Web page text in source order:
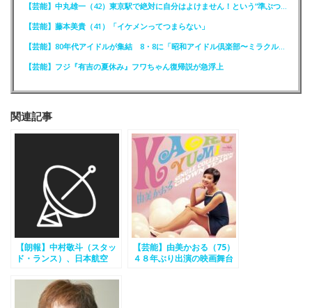
【芸能】中丸雄一（42）東京駅で絶対に自分はよけません！という“準ぶつかりおじさん”に遭遇
【芸能】藤本美貴（41）「イケメンってつまらない」
【芸能】80年代アイドルが集結 8・8に「昭和アイドル倶楽部〜ミラクル同窓会〜」を開催
【芸能】フジ『有吉の夏休み』フワちゃん復帰説が急浮上
関連記事
【朗報】中村敬斗（スタッ
ド・ランス）、日本航空
【芸能】由美かおる（75）
４８年ぶり出演の映画舞台